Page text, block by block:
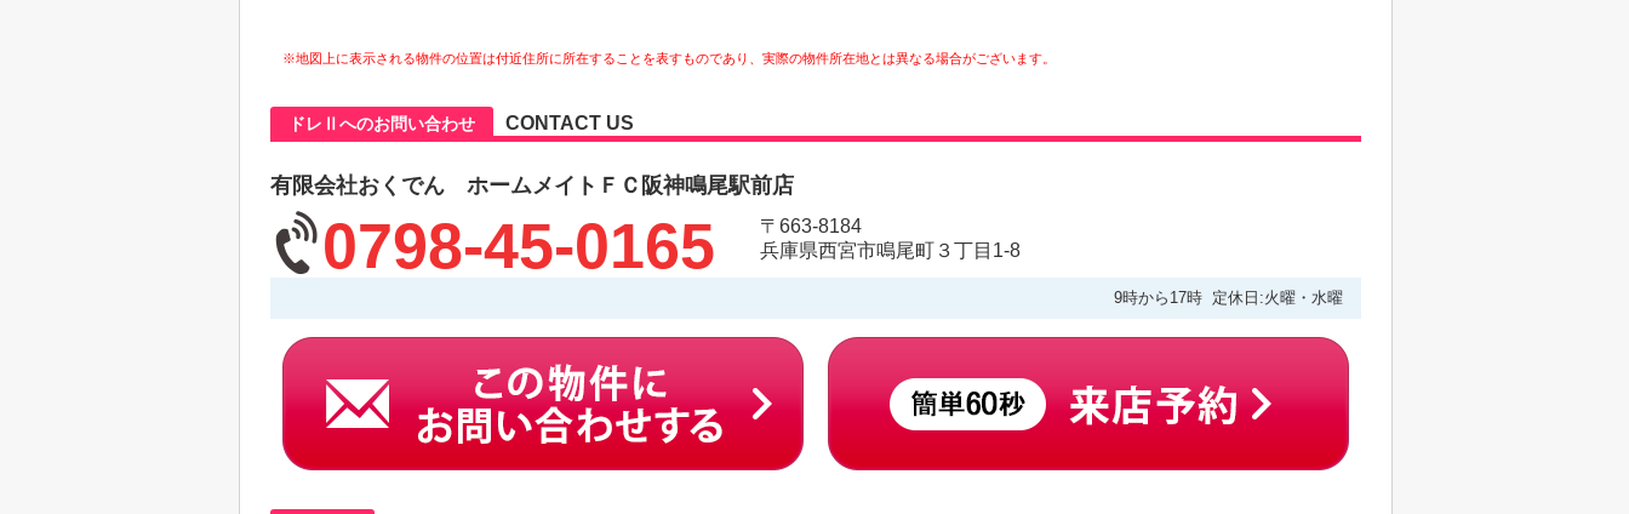
※地図上に表示される物件の位置は付近住所に所在することを表すものであり、実際の物件所在地とは異なる場合がございます。
ドレⅡへのお問い合わせ CONTACT US
有限会社おくでん ホームメイトＦＣ阪神鳴尾駅前店
0798-45-0165
〒663-8184
兵庫県西宮市鳴尾町３丁目1-8
9時から17時 定休日:火曜・水曜